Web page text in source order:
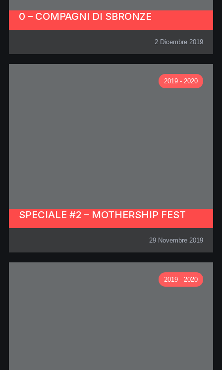
0 – COMPAGNI DI SBRONZE
2 Dicembre 2019
2019 - 2020
SPECIALE #2 – MOTHERSHIP FEST
29 Novembre 2019
2019 - 2020